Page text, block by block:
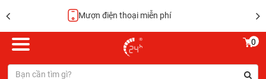
Hoàn tiền 100%
0